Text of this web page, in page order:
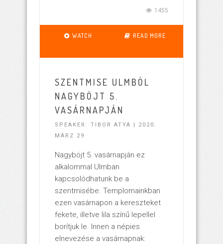
1455
WATCH READ MORE
SZENTMISE ULMBÓL
NAGYBÖJT 5.
VASÁRNAPJÁN
SPEAKER: TIBOR ATYA | 2020.
MÄRZ 29
Nagyböjt 5. vasárnapján ez
alkalommal Ulmban
kapcsolódhatunk be a
szentmisébe. Templomainkban
ezen vasárnapon a kereszteket
fekete, illetve lila színű lepellel
borítjuk le. Innen a népies
elnevezése a vasárnapnak: